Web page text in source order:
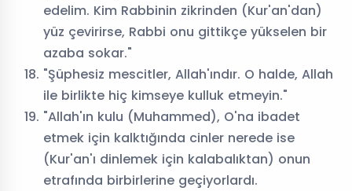
edelim. Kim Rabbinin zikrinden (Kur'an'dan)
yüz çevirirse, Rabbi onu gittikçe yükselen bir
azaba sokar."
"Şüphesiz mescitler, Allah'ındır. O halde, Allah
ile birlikte hiç kimseye kulluk etmeyin."
"Allah'ın kulu (Muhammed), O'na ibadet
etmek için kalktığında cinler nerede ise
(Kur'an'ı dinlemek için kalabalıktan) onun
etrafında birbirlerine geçiyorlardı.